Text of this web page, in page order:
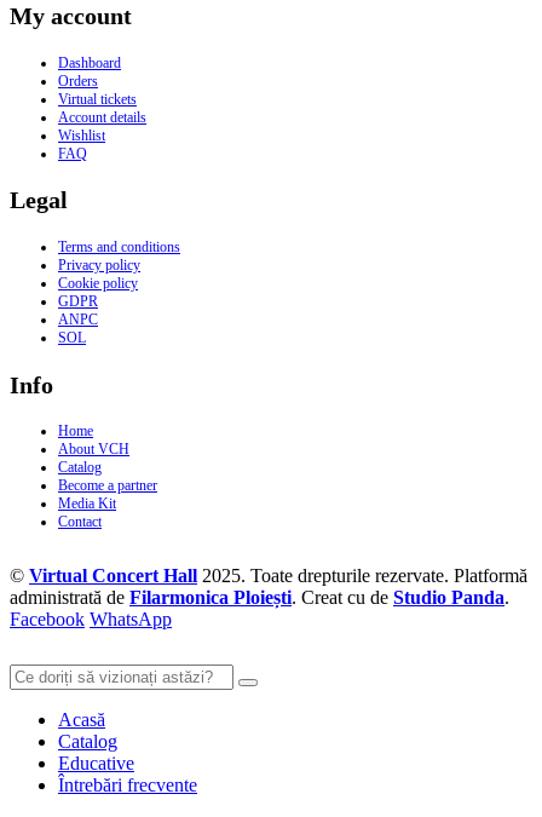
My account
Dashboard
Orders
Virtual tickets
Account details
Wishlist
FAQ
Legal
Terms and conditions
Privacy policy
Cookie policy
GDPR
ANPC
SOL
Info
Home
About VCH
Catalog
Become a partner
Media Kit
Contact
© Virtual Concert Hall 2025. Toate drepturile rezervate. Platformă
administrată de Filarmonica Ploiești. Creat cu de Studio Panda.
Facebook WhatsApp
Acasă
Catalog
Educative
Întrebări frecvente